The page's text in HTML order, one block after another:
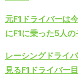
元F1ドライバーは
にF1に乗った5人の
レーシングドライ
見るF1ドライバー